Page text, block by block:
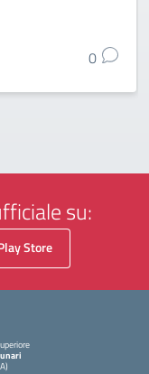
0
su:
Store